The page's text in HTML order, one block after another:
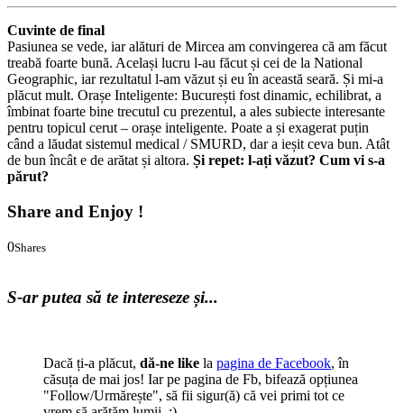
Cuvinte de final
Pasiunea se vede, iar alături de Mircea am convingerea că am făcut
treabă foarte bună. Același lucru l-au făcut și cei de la National
Geographic, iar rezultatul l-am văzut și eu în această seară. Și mi-a
plăcut mult. Orașe Inteligente: București fost dinamic, echilibrat, a
îmbinat foarte bine trecutul cu prezentul, a ales subiecte interesante
pentru topicul cerut – orașe inteligente. Poate a și exagerat puțin
când a lăudat sistemul medical / SMURD, dar a ieșit ceva bun. Atât
de bun încât e de arătat și altora. Și repet: l-ați văzut? Cum vi s-a
părut?
Share and Enjoy !
0Shares
S-ar putea să te intereseze și...
Dacă ți-a plăcut, dă-ne like la pagina de Facebook, în
căsuța de mai jos! Iar pe pagina de Fb, bifează opțiunea
"Follow/Urmărește", să fii sigur(ă) că vei primi tot ce